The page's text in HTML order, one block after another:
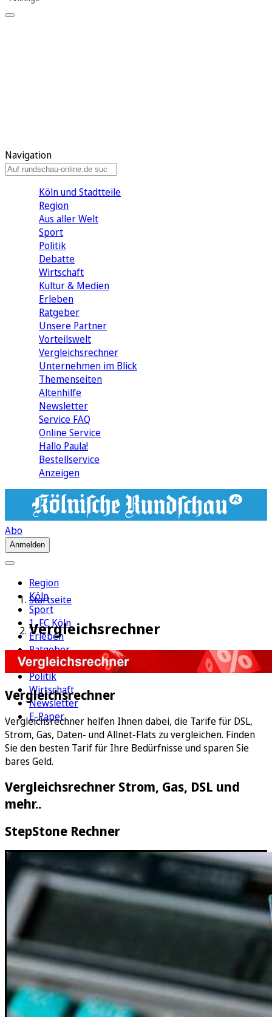
Navigation
Köln und Stadtteile
Region
Aus aller Welt
Sport
Politik
Debatte
Wirtschaft
Kultur & Medien
Erleben
Ratgeber
Unsere Partner
Vorteilswelt
Vergleichsrechner
Unternehmen im Blick
Themenseiten
Altenhilfe
Newsletter
Service FAQ
Online Service
Hallo Paula!
Bestellservice
Anzeigen
Abo
Anmelden
Region
Köln
Sport
1. FC Köln
Erleben
Ratgeber
Aus aller Welt
Politik
Wirtschaft
Newsletter
E-Paper
Startseite
Vergleichsrechner
Vergleichsrechner
Vergleichsrechner helfen Ihnen dabei, die Tarife für DSL,
Strom, Gas, Daten- und Allnet-Flats zu vergleichen. Finden
Sie den besten Tarif für Ihre Bedürfnisse und sparen Sie
bares Geld.
Vergleichsrechner Strom, Gas, DSL und
mehr..
StepStone Rechner